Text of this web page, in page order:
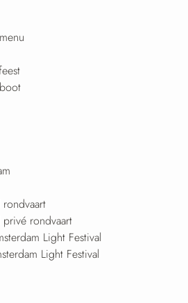
privé rondvaart
Light Festival
Light Festival